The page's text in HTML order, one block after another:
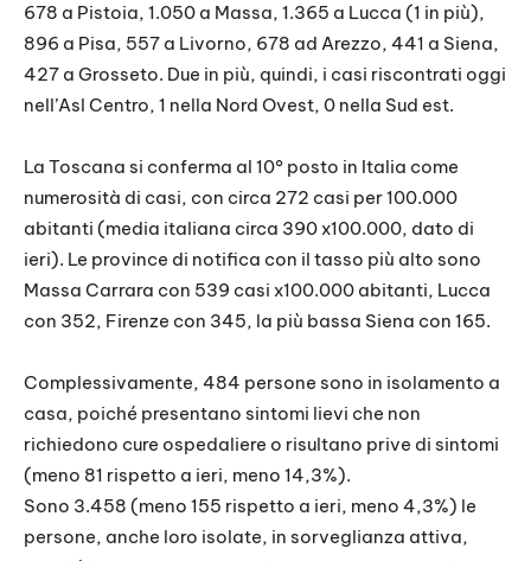
678 a Pistoia, 1.050 a Massa, 1.365 a Lucca (1 in più),
896 a Pisa, 557 a Livorno, 678 ad Arezzo, 441 a Siena,
427 a Grosseto. Due in più, quindi, i casi riscontrati oggi
nell’Asl Centro, 1 nella Nord Ovest, 0 nella Sud est.
La Toscana si conferma al 10° posto in Italia come
numerosità di casi, con circa 272 casi per 100.000
abitanti (media italiana circa 390 x100.000, dato di
ieri). Le province di notifica con il tasso più alto sono
Massa Carrara con 539 casi x100.000 abitanti, Lucca
con 352, Firenze con 345, la più bassa Siena con 165.
Complessivamente, 484 persone sono in isolamento a
casa, poiché presentano sintomi lievi che non
richiedono cure ospedaliere o risultano prive di sintomi
(meno 81 rispetto a ieri, meno 14,3%).
Sono 3.458 (meno 155 rispetto a ieri, meno 4,3%) le
persone, anche loro isolate, in sorveglianza attiva,